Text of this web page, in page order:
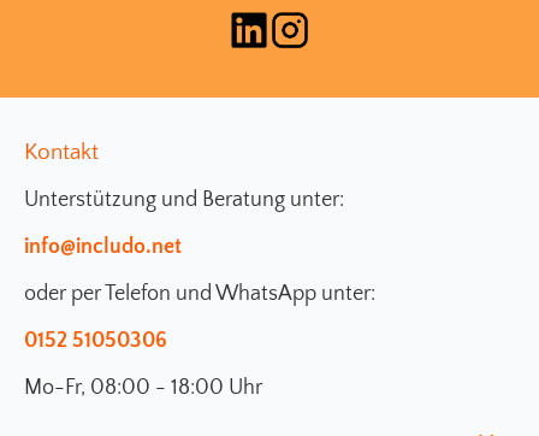
Kontakt
Unterstützung und Beratung unter:
info@includo.net
oder per Telefon und WhatsApp unter:
0152 51050306
Mo-Fr, 08:00 - 18:00 Uhr